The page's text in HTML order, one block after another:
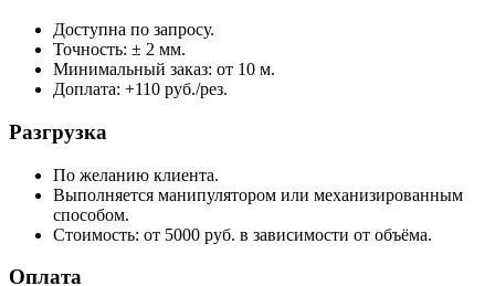
Доступна по запросу.
Точность: ± 2 мм.
Минимальный заказ: от 10 м.
Доплата: +110 руб./рез.
Разгрузка
По желанию клиента.
Выполняется манипулятором или механизированным
способом.
Стоимость: от 5000 руб. в зависимости от объёма.
Оплата